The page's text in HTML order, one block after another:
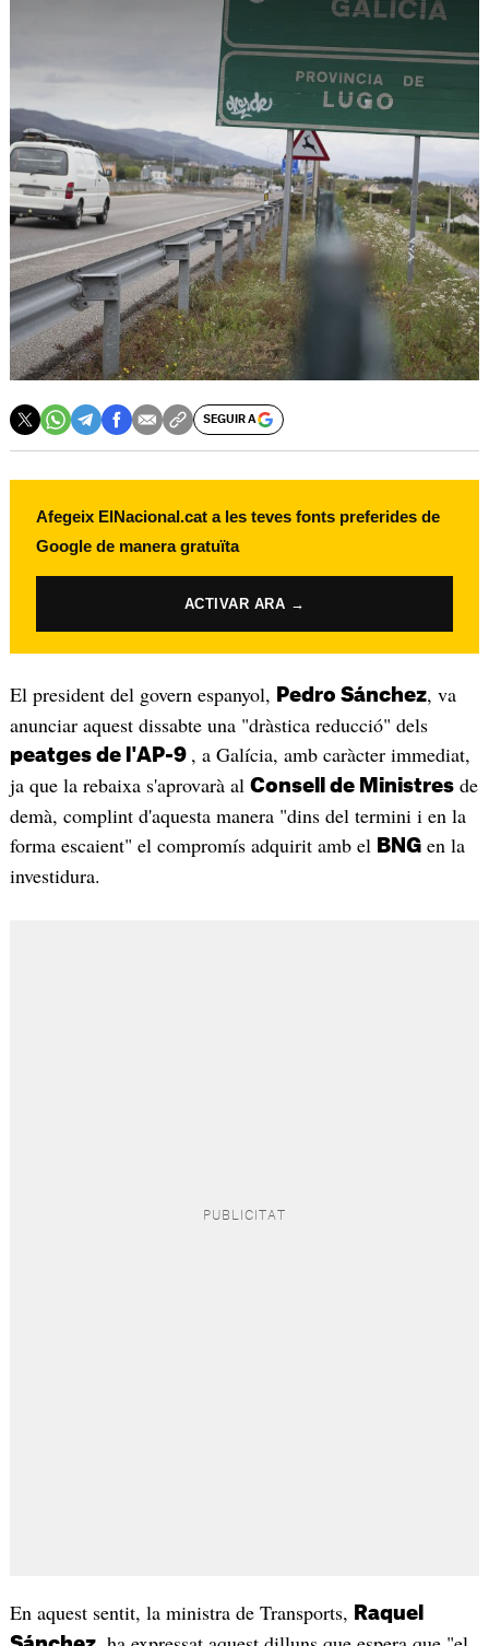
SEGUIR A
Afegeix ElNacional.cat a les teves fonts preferides de
Google de manera gratuïta
ACTIVAR ARA →
El president del govern espanyol, Pedro Sánchez, va
anunciar aquest dissabte una "dràstica reducció" dels
peatges de l'AP-9 , a Galícia, amb caràcter immediat,
ja que la rebaixa s'aprovarà al Consell de Ministresde
demà, complint d'aquesta manera "dins del termini i en la
forma escaient" el compromís adquirit amb el BNGen la
investidura.
En aquest sentit, la ministra de Transports, Raquel